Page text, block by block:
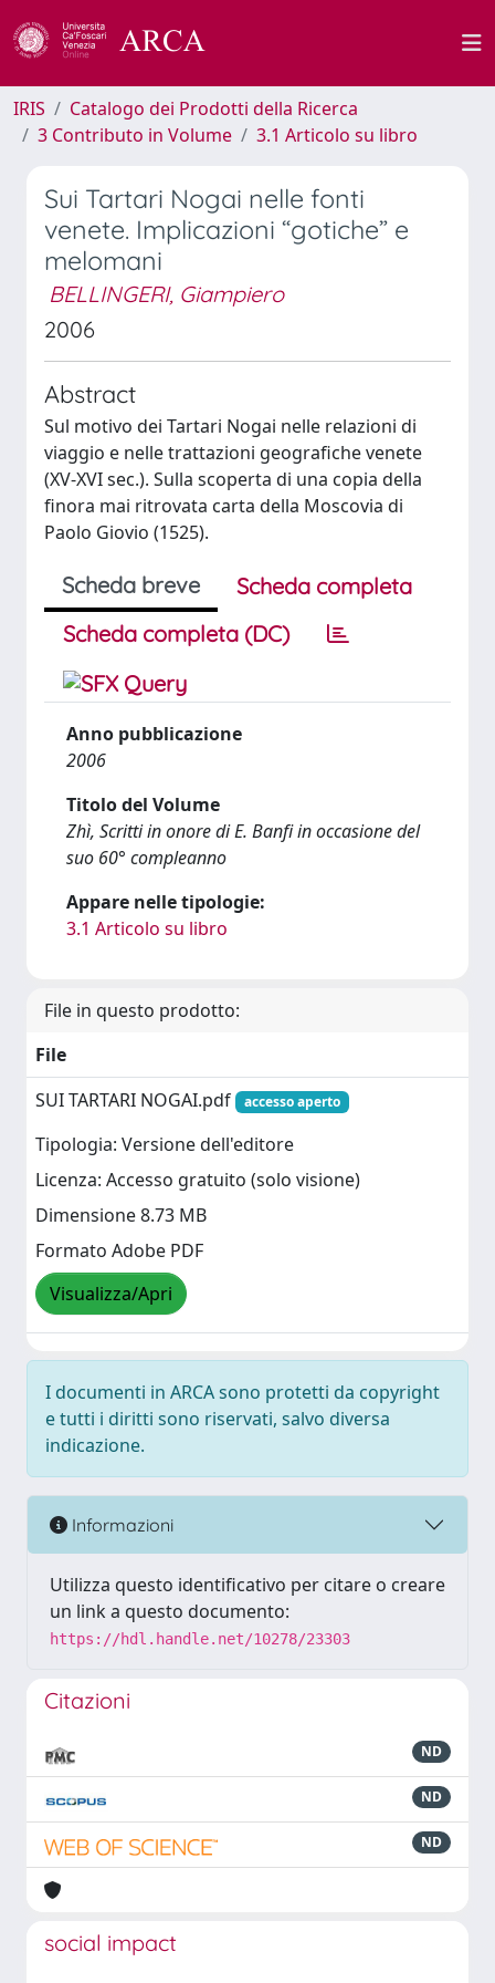
IRIS
Catalogo dei Prodotti della Ricerca
3 Contributo in Volume
3.1 Articolo su libro
Sui Tartari Nogai nelle fonti
venete. Implicazioni “gotiche” e
melomani
BELLINGERI, Giampiero
2006
Abstract
Sul motivo dei Tartari Nogai nelle relazioni di
viaggio e nelle trattazioni geografiche venete
(XV-XVI sec.). Sulla scoperta di una copia della
finora mai ritrovata carta della Moscovia di
Paolo Giovio (1525).
Scheda breve
Scheda completa
Scheda completa (DC)
Anno pubblicazione
2006
Titolo del Volume
Zhì, Scritti in onore di E. Banfi in occasione del
suo 60° compleanno
Appare nelle tipologie:
3.1 Articolo su libro
File in questo prodotto:
File
SUI TARTARI NOGAI.pdf
accesso aperto
Tipologia: Versione dell'editore
Licenza: Accesso gratuito (solo visione)
Dimensione 8.73 MB
Formato Adobe PDF
Visualizza/Apri
I documenti in ARCA sono protetti da copyright
e tutti i diritti sono riservati, salvo diversa
indicazione.
Informazioni
Utilizza questo identificativo per citare o creare
un link a questo documento:
https://hdl.handle.net/10278/23303
Citazioni
ND
ND
ND
social impact